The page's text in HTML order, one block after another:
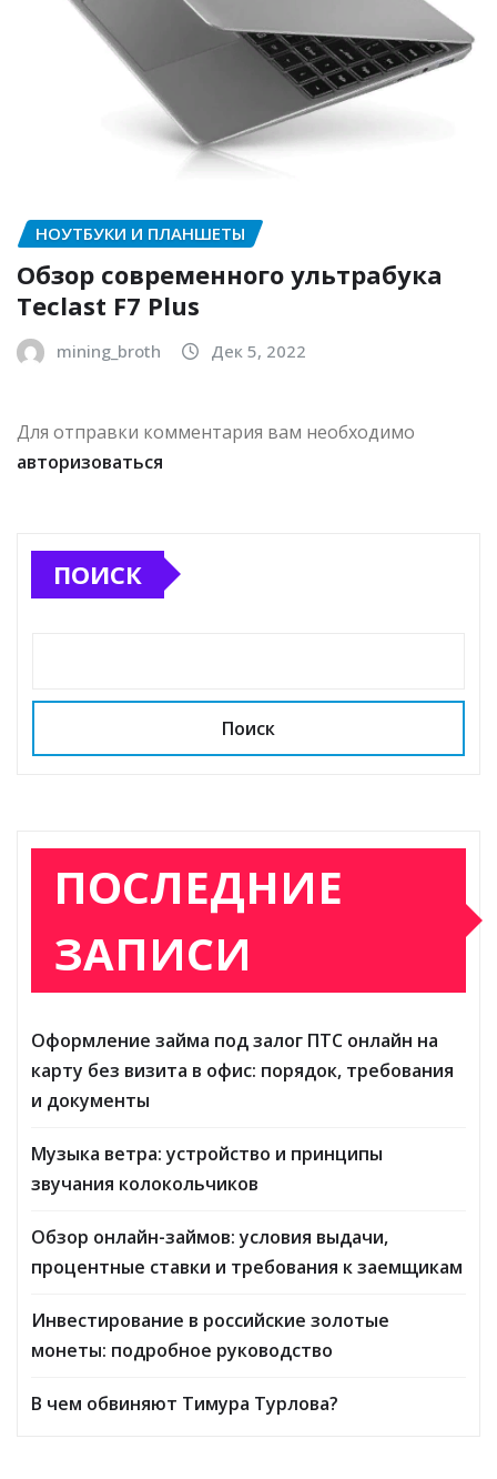
НОУТБУКИ И ПЛАНШЕТЫ
Обзор современного ультрабука
Teclast F7 Plus
mining_broth Дек 5, 2022
Для отправки комментария вам необходимо
авторизоваться
ПОИСК
Поиск
ПОСЛЕДНИЕ
ЗАПИСИ
Оформление займа под залог ПТС онлайн на
карту без визита в офис: порядок, требования
и документы
Музыка ветра: устройство и принципы
звучания колокольчиков
Обзор онлайн-займов: условия выдачи,
процентные ставки и требования к заемщикам
Инвестирование в российские золотые
монеты: подробное руководство
В чем обвиняют Тимура Турлова?